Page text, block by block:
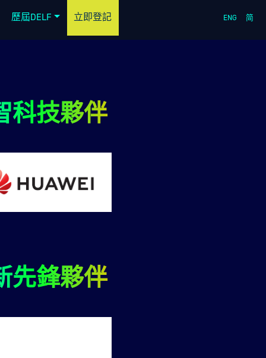
歷屆DELF 立即登記 ENG 简
科技夥伴
先鋒夥伴